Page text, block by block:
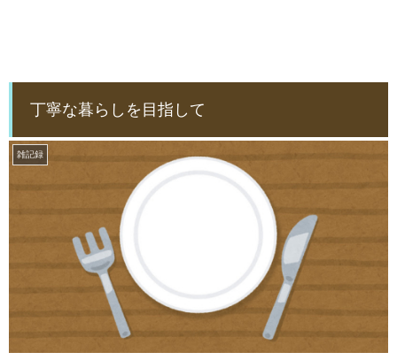
丁寧な暮らしを目指して
雑記録